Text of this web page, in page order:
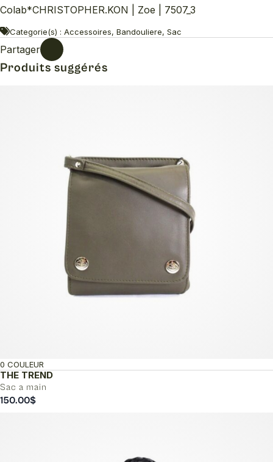
Colab*CHRISTOPHER.KON | Zoe | 7507_3
Categorie(s) : Accessoires, Bandouliere, Sac
Partager
Produits suggérés
THE TREND
Sac a main
0 COULEUR
150.00$